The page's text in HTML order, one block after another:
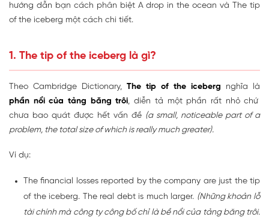
hướng dẫn bạn cách phân biệt A drop in the ocean và The tip
of the iceberg một cách chi tiết.
1. The tip of the iceberg là gì?
Theo Cambridge Dictionary, The tip of the iceberg nghĩa là
phần nổi của tảng băng trôi, diễn tả một phần rất nhỏ chứ
chưa bao quát được hết vấn đề (a small, noticeable part of a
problem, the total size of which is really much greater).
Ví dụ:
The financial losses reported by the company are just the tip
of the iceberg. The real debt is much larger. (Những khoản lỗ
tài chính mà công ty công bố chỉ là bề nổi của tảng băng trôi.